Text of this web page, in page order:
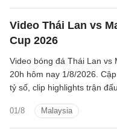
Video Thái Lan vs
Cup 2026
01/8 Malaysia
Video bóng đá Thái Lan vs
20h hôm nay 1/8/2026.
tỷ số, clip highlights trận
2026).